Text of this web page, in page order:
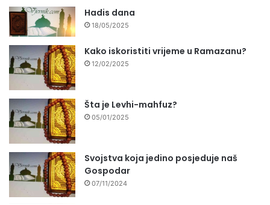
Hadis dana
18/05/2025
Kako iskoristiti vrijeme u Ramazanu?
12/02/2025
Šta je Levhi-mahfuz?
05/01/2025
Svojstva koja jedino posjeduje naš
Gospodar
07/11/2024